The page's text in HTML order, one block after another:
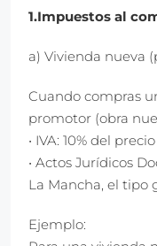
1.Impuestos al
a) Vivienda nueva
Cuando compras
promotor (obra
• IVA: 10% del
• Actos Jurídicos
La Mancha, el tipo
Ejemplo: